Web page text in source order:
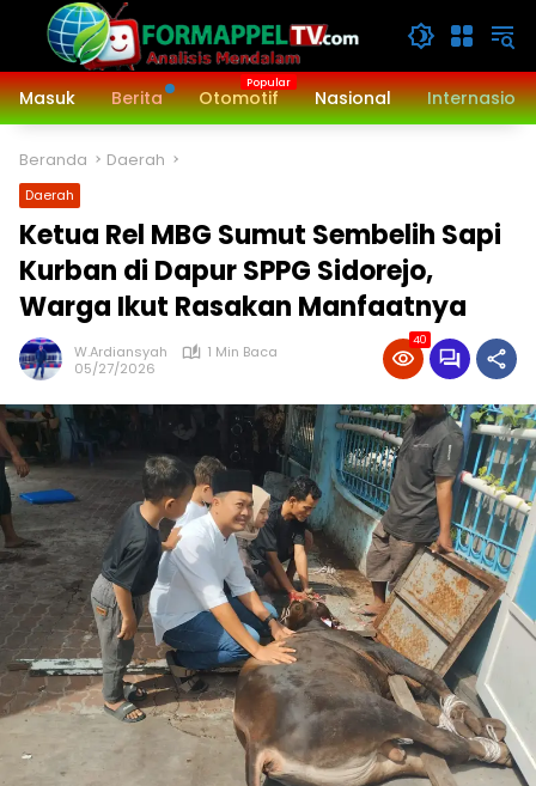
Langsung
konten
Masuk
Berita Otomotif Nasional
Beranda Daerah
Daerah
Ketua Rel MBG Sumut Sembelih Sapi
Kurban di Dapur SPPG Sidorejo,
Warga Ikut Rasakan Manfaatnya
W.Ardiansyah
1 Min Baca
05/27/2026
40